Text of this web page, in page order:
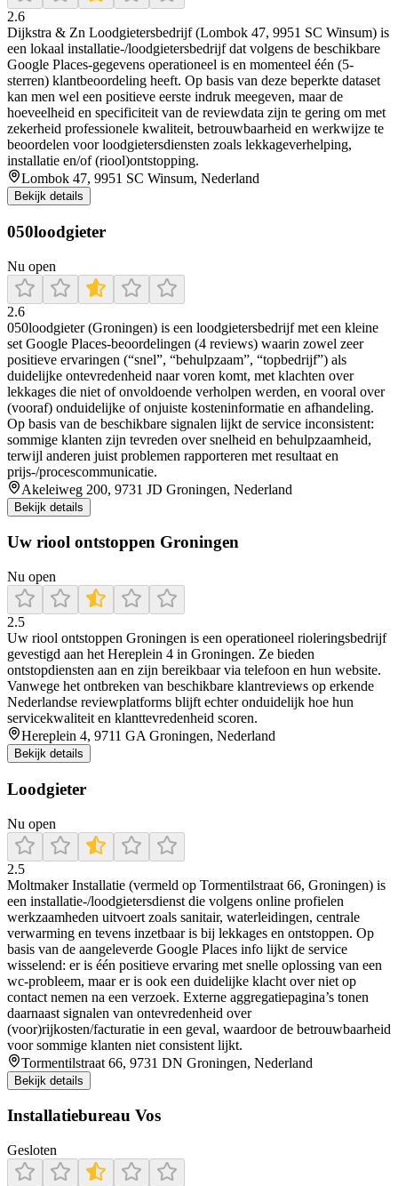
2.6
Dijkstra & Zn Loodgietersbedrijf (Lombok 47, 9951 SC Winsum) is
een lokaal installatie-/loodgietersbedrijf dat volgens de beschikbare
Google Places-gegevens operationeel is en momenteel één (5-
sterren) klantbeoordeling heeft. Op basis van deze beperkte dataset
kan men wel een positieve eerste indruk meegeven, maar de
hoeveelheid en specificiteit van de reviewdata zijn te gering om met
zekerheid professionele kwaliteit, betrouwbaarheid en werkwijze te
beoordelen voor loodgietersdiensten zoals lekkageverhelping,
installatie en/of (riool)ontstopping.
Lombok 47, 9951 SC Winsum, Nederland
Bekijk details
050loodgieter
Nu open
2.6
050loodgieter (Groningen) is een loodgietersbedrijf met een kleine
set Google Places-beoordelingen (4 reviews) waarin zowel zeer
positieve ervaringen (“snel”, “behulpzaam”, “topbedrijf”) als
duidelijke ontevredenheid naar voren komt, met klachten over
lekkages die niet of onvoldoende verholpen werden, en vooral over
(vooraf) onduidelijke of onjuiste kosteninformatie en afhandeling.
Op basis van de beschikbare signalen lijkt de service inconsistent:
sommige klanten zijn tevreden over snelheid en behulpzaamheid,
terwijl anderen juist problemen rapporteren met resultaat en
prijs-/procescommunicatie.
Akeleiweg 200, 9731 JD Groningen, Nederland
Bekijk details
Uw riool ontstoppen Groningen
Nu open
2.5
Uw riool ontstoppen Groningen is een operationeel rioleringsbedrijf
gevestigd aan het Hereplein 4 in Groningen. Ze bieden
ontstopdiensten aan en zijn bereikbaar via telefoon en hun website.
Vanwege het ontbreken van beschikbare klantreviews op erkende
Nederlandse reviewplatforms blijft echter onduidelijk hoe hun
servicekwaliteit en klanttevredenheid scoren.
Hereplein 4, 9711 GA Groningen, Nederland
Bekijk details
Loodgieter
Nu open
2.5
Moltmaker Installatie (vermeld op Tormentilstraat 66, Groningen) is
een installatie-/loodgietersdienst die volgens online profielen
werkzaamheden uitvoert zoals sanitair, waterleidingen, centrale
verwarming en tevens inzetbaar is bij lekkages en ontstoppen. Op
basis van de aangeleverde Google Places info lijkt de service
wisselend: er is één positieve ervaring met snelle oplossing van een
wc-probleem, maar er is ook een duidelijke klacht over niet op
contact nemen na een verzoek. Externe aggregatiepagina’s tonen
daarnaast signalen van ontevredenheid over
(voor)rijkosten/facturatie in een geval, waardoor de betrouwbaarheid
voor sommige klanten niet consistent lijkt.
Tormentilstraat 66, 9731 DN Groningen, Nederland
Bekijk details
Installatiebureau Vos
Gesloten